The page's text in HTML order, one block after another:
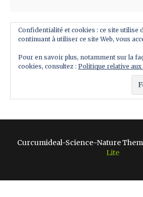
Confidentialité et cookies : ce site utilise
continuant à utiliser ce site Web, vous
Pour en savoir plus, notamment sur la
cookies, consultez : Politique relative aux
Curcumideal-Science-Nature
Lite